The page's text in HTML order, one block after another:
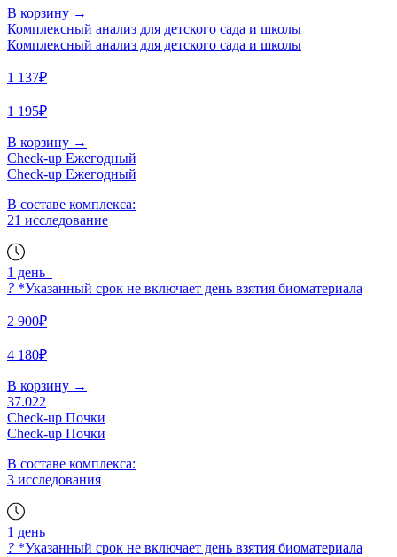
В корзину →
Комплексный анализ для детского сада и школы
Комплексный анализ для детского сада и школы
1 137₽
1 195₽
В корзину →
Check-up Ежегодный
Check-up Ежегодный
В составе комплекса:
21 исследование
1 день
? *Указанный срок не включает день взятия биоматериала
2 900₽
4 180₽
В корзину →
37.022
Check-up Почки
Check-up Почки
В составе комплекса:
3 исследования
1 день
? *Указанный срок не включает день взятия биоматериала